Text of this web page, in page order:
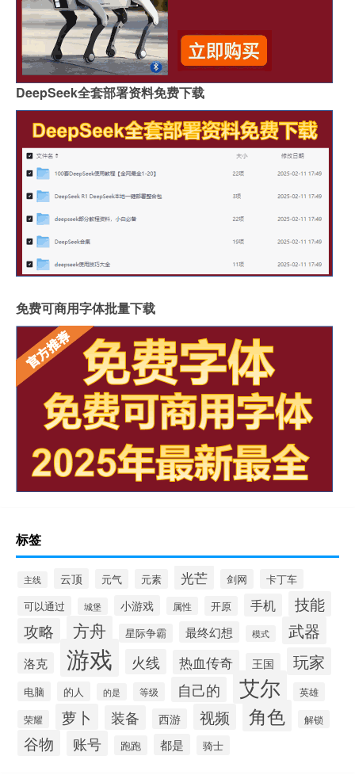
DeepSeek全套部署资料免费下载
免费可商用字体批量下载
标签
主线 云顶 元气 元素 光芒 剑网
卡丁车
可以通过
城堡 小游戏 属性 开原 手机
技能
攻略
方舟 星际争霸 最终幻想 模式 武器
洛克 游戏 火线 热血传奇 王国 玩家
电脑 的人 的是 等级 自己的 艾尔 英雄
荣耀 萝卜 装备 西游 视频 角色 解锁
谷物 账号 跑跑 都是 骑士